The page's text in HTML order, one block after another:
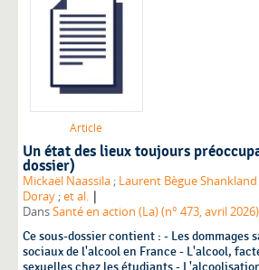
Article
Un état des lieux toujours
dossier)
Mickaël Naassila ; Laurent Bègue Shankland
Doray ;et al. |
DansSanté en action (La) (n° 473, avril 2026)
Ce sous-dossier contient : - Les dommages
sociaux de l'alcool en France - L'alcool,
sexuelles chez les étudiants -